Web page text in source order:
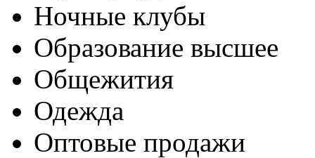
Ночные клубы
Образование высшее
Общежития
Одежда
Оптовые продажи